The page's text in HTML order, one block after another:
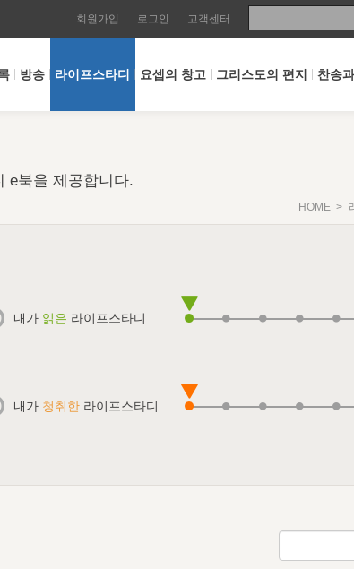
회원가입 로그인 고객센터
방송 라이프스타디 요셉의 창고 그리스도의 편지 찬송
e북을 제공합니다.
HOME >
내가 읽은 라이프스타디
내가 청취한 라이프스타디